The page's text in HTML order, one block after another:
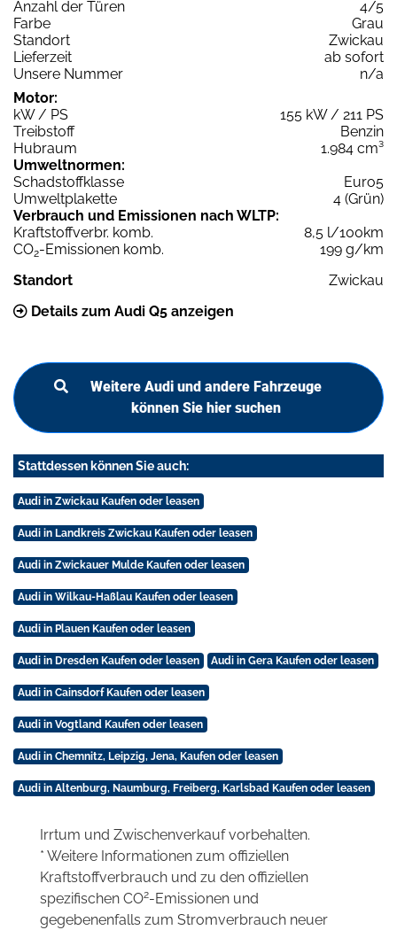
Anzahl der Türen
4/5
Farbe
Grau
Standort
Zwickau
Lieferzeit
ab sofort
Unsere Nummer
n/a
Motor:
kW / PS
155 kW / 211 PS
Treibstoff
Benzin
Hubraum
1.984 cm³
Umweltnormen:
Schadstoffklasse
Euro5
Umweltplakette
4 (Grün)
Verbrauch und Emissionen nach WLTP:
Kraftstoffverbr. komb.
8,5 l/100km
CO2-Emissionen komb.
199 g/km
Standort
Zwickau
Details zum Audi Q5 anzeigen
Weitere Audi und andere Fahrzeuge
können Sie hier suchen
Stattdessen können Sie auch:
Audi in Zwickau Kaufen oder leasen
Audi in Landkreis Zwickau Kaufen oder leasen
Audi in Zwickauer Mulde Kaufen oder leasen
Audi in Wilkau-Haßlau Kaufen oder leasen
Audi in Plauen Kaufen oder leasen
Audi in Dresden Kaufen oder leasen Audi in Gera Kaufen oder leasen
Audi in Cainsdorf Kaufen oder leasen
Audi in Vogtland Kaufen oder leasen
Audi in Chemnitz, Leipzig, Jena, Kaufen oder leasen
Audi in Altenburg, Naumburg, Freiberg, Karlsbad Kaufen oder leasen
Irrtum und Zwischenverkauf vorbehalten.
* Weitere Informationen zum offiziellen
Kraftstoffverbrauch und zu den offiziellen
spezifischen CO2-Emissionen und
gegebenenfalls zum Stromverbrauch neuer